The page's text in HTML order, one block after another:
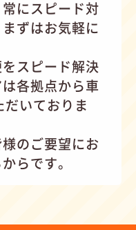
にスピード対
ずはお気軽に
スピード解決
各拠点から車
だいておりま
のご要望にお
らです。